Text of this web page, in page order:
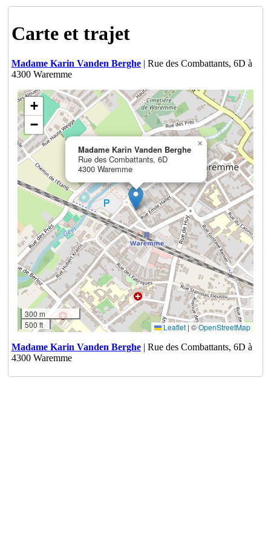
Carte et trajet
Madame Karin Vanden Berghe| Rue des Combattants, 6D à
4300 Waremme
Madame Karin Vanden Berghe
Rue des Combattants, 6D
4300 Waremme
×
+
−
300 m
500 ft
Leaflet | ©OpenStreetMap
Madame Karin Vanden Berghe| Rue des Combattants, 6D à
4300 Waremme